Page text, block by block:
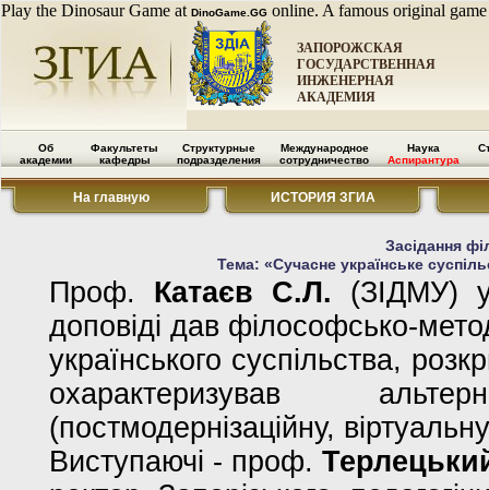
Play the Dinosaur Game at DinoGame.GG online. A famous original
ЗАПОРОЖСКАЯ
ГОСУДАРСТВЕННАЯ
ИНЖЕНЕРНАЯ
АКАДЕМИЯ
Об
академии
Факультеты
кафедры
Структурные
подразделения
Международное
сотрудничество
Наука
Аспирантура
На главную ИСТОРИЯ ЗГИА
Засідання
Тема: «Сучасне українське
Проф. Катаєв С.Л. (ЗІДМУ) у
доповіді дав філософсько-
українського суспільства,
охарактеризував
(постмодернізаційну,
Виступаючі - проф.